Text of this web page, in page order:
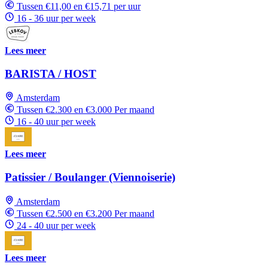
Tussen €11,00 en €15,71 per uur
16 - 36 uur per week
Lees meer
BARISTA / HOST
Amsterdam
Tussen €2.300 en €3.000 Per maand
16 - 40 uur per week
Lees meer
Patissier / Boulanger (Viennoiserie)
Amsterdam
Tussen €2.500 en €3.200 Per maand
24 - 40 uur per week
Lees meer